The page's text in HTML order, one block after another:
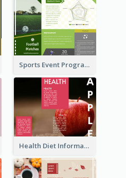
Sports Event Program Informational Tri Fold Brochure
Health Diet Informational Brochure